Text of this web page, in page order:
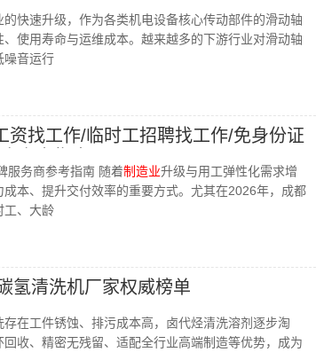
快速升级，作为各类机电设备核心传动部件的滑动轴
使用寿命与运维成本。越来越多的下游行业对滑动轴
噪音运行
资找工作/临时工招聘找工作/免身份证
服务商参考指南 随着制造业升级与用工弹性化需求增
本、提升交付效率的重要方式。尤其在2026年，成都
工、大龄
氢清洗机厂家权威榜单
在工件锈蚀、排污成本高，卤代烃清洗溶剂逐步淘
收、精密无残留、适配全行业高端制造等优势，成为